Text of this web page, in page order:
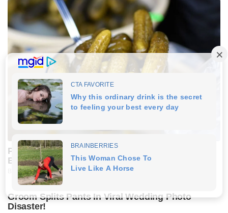
Pickle Juice For A Month: Surprising Health
Boost
BUZZDAY
Groom Splits Pants In Viral Wedding Photo
Disaster!